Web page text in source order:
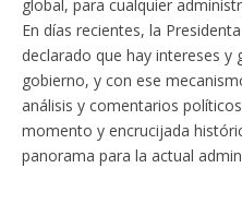
global, para cualquier
En días recientes, la
declarado que hay intereses y
gobierno, y con ese
análisis y comentarios
momento y encrucijada
panorama para la actual